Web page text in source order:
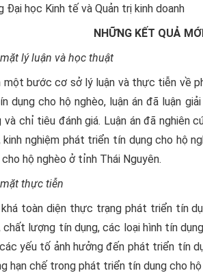
Đại học Kinh tế và Quản trị kinh doanh
NHỮNG KẾT QUẢ
lý luận và học thuật
một bước cơ sở lý luận và thực tiễn về
dụng cho hộ nghèo, luận án đã luận
chỉ tiêu đánh giá. Luận án đã nghiên
nghiệm phát triển tín dụng cho hộ
hộ nghèo ở tỉnh Thái Nguyên.
thực tiễn
toàn diện thực trạng phát triển tín
lượng tín dụng, các loại hình tín
yếu tố ảnh hưởng đến phát triển tín
hạn chế trong phát triển tín dung cho